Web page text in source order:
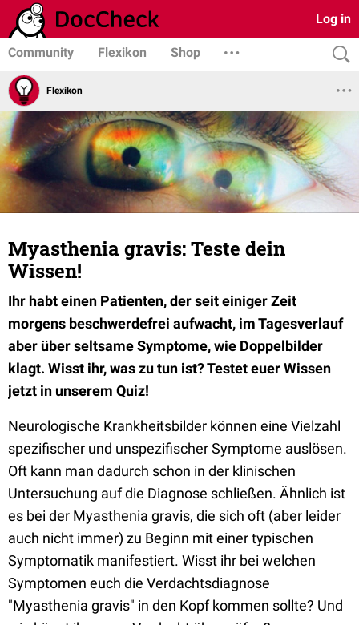
Log in
Community Flexikon Shop
Flexikon
Myasthenia gravis: Teste dein
Wissen!
Ihr habt einen Patienten, der seit einiger Zeit
morgens beschwerdefrei aufwacht, im Tagesverlauf
aber über seltsame Symptome, wie Doppelbilder
klagt. Wisst ihr, was zu tun ist? Testet euer Wissen
jetzt in unserem Quiz!
Neurologische Krankheitsbilder können eine Vielzahl
spezifischer und unspezifischer Symptome auslösen.
Oft kann man dadurch schon in der klinischen
Untersuchung auf die Diagnose schließen. Ähnlich ist
es bei der Myasthenia gravis, die sich oft (aber leider
auch nicht immer) zu Beginn mit einer typischen
Symptomatik manifestiert. Wisst ihr bei welchen
Symptomen euch die Verdachtsdiagnose
"Myasthenia gravis" in den Kopf kommen sollte? Und